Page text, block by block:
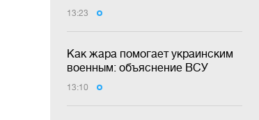
13:23
Как жара помогает украинским
военным: объяснение ВСУ
13:10